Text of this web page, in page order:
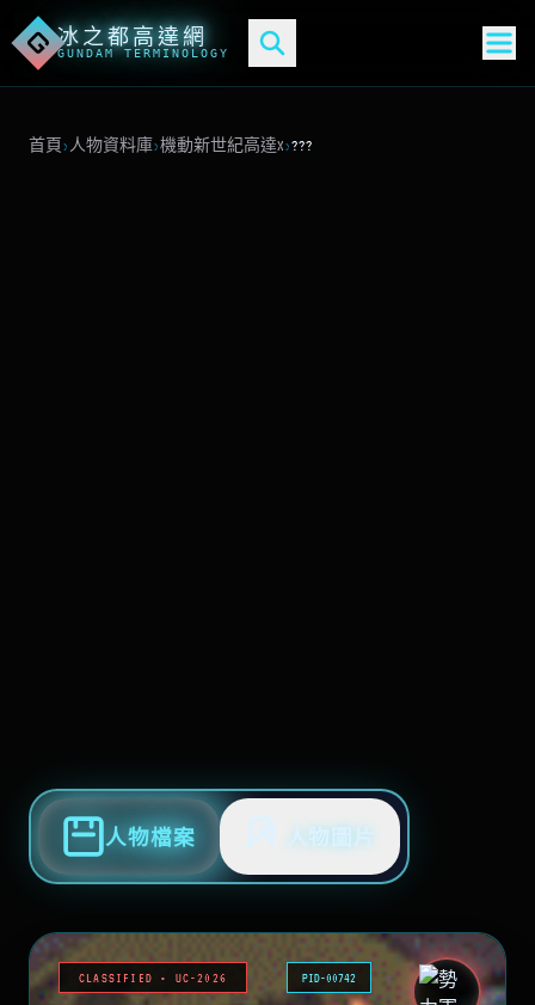
G冰之都高達網
GUNDAM TERMINOLOGY
首頁 › 人物資料庫›機動新世紀高達X›???
人物檔案 人物圖片
CLASSIFIED • UC-2026 PID-00742